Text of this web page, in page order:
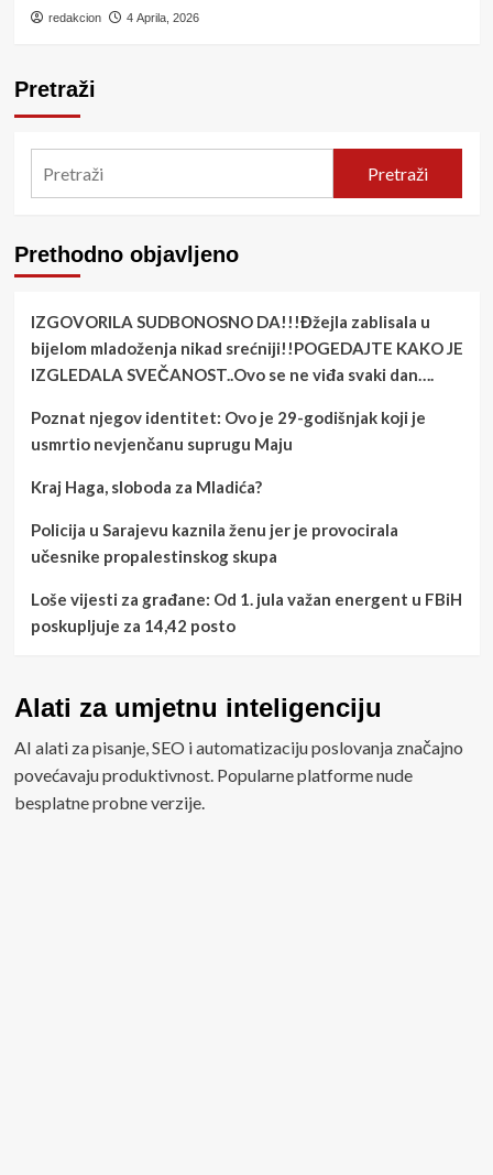
redakcion 4 Aprila, 2026
Pretraži
Pretraži
Prethodno objavljeno
IZGOVORILA SUDBONOSNO DA!!!Đžejla zablisala u
bijelom mladoženja nikad srećniji!!POGEDAJTE KAKO JE
IZGLEDALA SVEČANOST..Ovo se ne viđa svaki dan….
Poznat njegov identitet: Ovo je 29-godišnjak koji je
usmrtio nevjenčanu suprugu Maju
Kraj Haga, sloboda za Mladića?
Policija u Sarajevu kaznila ženu jer je provocirala
učesnike propalestinskog skupa
Loše vijesti za građane: Od 1. jula važan energent u FBiH
poskupljuje za 14,42 posto
Alati za umjetnu inteligenciju
AI alati za pisanje, SEO i automatizaciju poslovanja značajno
povećavaju produktivnost. Popularne platforme nude
besplatne probne verzije.